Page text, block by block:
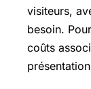
visiteurs,
besoin.
coûts